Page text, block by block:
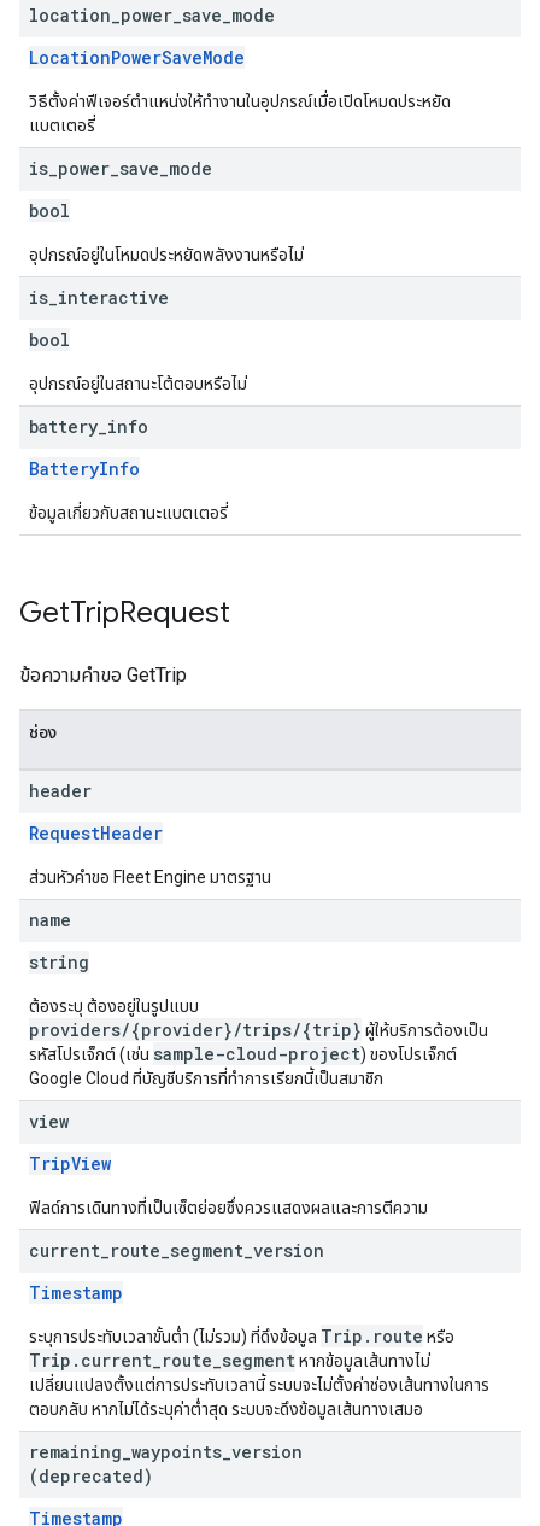
location power save mode
LocationPowerSaveMode
วิธีตั้งค่าฟีเจอร์ตำแหน่งให้ทำงานในอุปกรณ์เมื่อเปิดโหมดประหยัด
แบตเตอรี่
is power save mode
bool
อุปกรณ์อยู่ในโหมดประหยัดพลังงานหรือไม่
is interactive
bool
อุปกรณ์อยู่ในสถานะโต้ตอบหรือไม่
battery info
BatteryInfo
ข้อมูลเกี่ยวกับสถานะแบตเตอรี่
GetTripRequest
ข้อความคำขอ GetTrip
ช่อง
header
RequestHeader
ส่วนหัวคำขอ Fleet Engine มาตรฐาน
name
string
ต้องระบุ ต้องอยู่ในรูปแบบ
providers/{provider}/trips/{trip} ผู้ให้บริการต้องเป็น
รหัสโปรเจ็กต์ (เช่น sample-cloud-project) ของโปรเจ็กต์
Google Cloud ที่บัญชีบริการที่ทำการเรียกนี้เป็นสมาชิก
view
TripView
ฟิลด์การเดินทางที่เป็นเซ็ตย่อยซึ่งควรแสดงผลและการตีความ
current route segment version
Timestamp
ระบุการประทับเวลาขั้นต่ำ (ไม่รวม) ที่ดึงข้อมูล Trip.route หรือ
Trip.current_route_segmentหากข้อมูลเส้นทางไม่
เปลี่ยนแปลงตั้งแต่การประทับเวลานี้ ระบบจะไม่ตั้งค่าช่องเส้นทางในการ
ตอบกลับ หากไม่ได้ระบุค่าต่ำสุด ระบบจะดึงข้อมูลเส้นทางเสมอ
remaining waypoints version
(deprecated)
Timestamp